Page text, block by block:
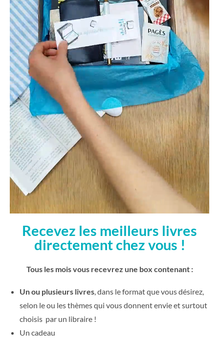
Recevez les meilleurs livres
directement chez vous !
Tous les mois vous recevrez une box contenant :
Un ou plusieurs livres, dans le format que vous désirez,
selon le ou les thèmes qui vous donnent envie et surtout
choisis par un libraire !
Un cadeau